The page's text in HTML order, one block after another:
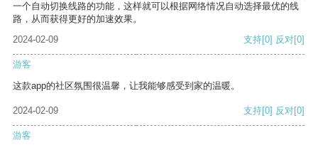
一个自动切换线路的功能，这样就可以根据网络情况自动选择最优的线
路，从而获得更好的加速效果。
2024-02-09
支持[0] 反对[0]
游客
这款app的社区氛围很温馨，让我能够感受到家的温暖。
2024-02-09 支持[0] 反对[0]
游客